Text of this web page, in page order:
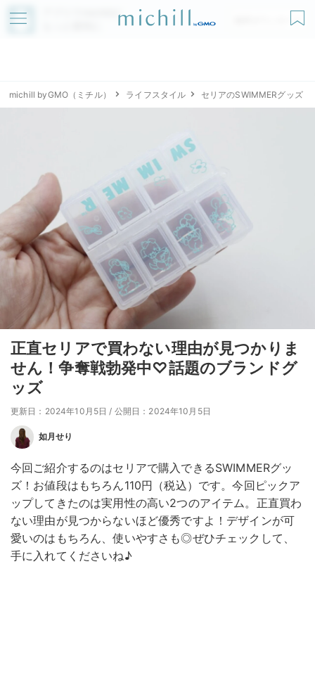
アプリでmichillが
無料ダウンロード
michill byGMO（ミチル） ライフスタイル セリアのSWIMMERグッズ
正直セリアで買わない理由が見つかりま
せん！争奪戦勃発中♡話題のブランドグ
ッズ
更新日：2024年10月5日 / 公開日：2024年10月5日
如月せり
今回ご紹介するのはセリアで購入できるSWIMMERグッ
ズ！お値段はもちろん110円（税込）です。今回ピックア
ップしてきたのは実用性の高い2つのアイテム。正直買わ
ない理由が見つからないほど優秀ですよ！デザインが可
愛いのはもちろん、使いやすさも◎ぜひチェックして、
手に入れてくださいね♪